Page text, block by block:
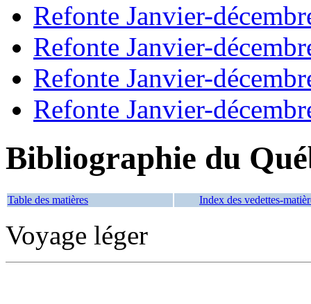
Refonte Janvier-
Refonte Janvier-
Refonte Janvier-
Refonte Janvier-
Bibliographie du
Table des matières Index des vedettes-
Voyage léger